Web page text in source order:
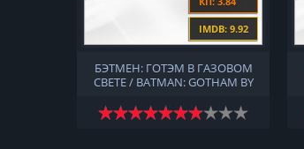
IMDB: 9.92
БЭТМЕН: ГОТЭМ В ГАЗОВОМ
СВЕТЕ / BATMAN: GOTHAM BY